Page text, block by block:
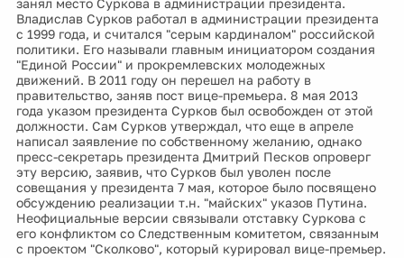
занял место Суркова в администрации президента.
Владислав Сурков работал в администрации президента
с 1999 года, и считался "серым кардиналом" российской
политики. Его называли главным инициатором создания
"Единой России" и прокремлевских молодежных
движений. В 2011 году он перешел на работу в
правительство, заняв пост вице-премьера. 8 мая 2013
года указом президента Сурков был освобожден от этой
должности. Сам Сурков утверждал, что еще в апреле
написал заявление по собственному желанию, однако
пресс-секретарь президента Дмитрий Песков опроверг
эту версию, заявив, что Сурков был уволен после
совещания у президента 7 мая, которое было посвящено
обсуждению реализации т.н. "майских" указов Путина.
Неофициальные версии связывали отставку Суркова с
его конфликтом со Следственным комитетом, связанным
с проектом "Сколково", который курировал вице-премьер.